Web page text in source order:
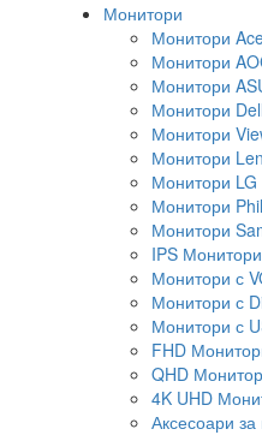
Монитори
Монитори
Монитори
Монитори
Монитори Dell
Монитори
Монитори
Монитори LG
Монитори
Монитори
IPS Монитори
Монитори с
Монитори с
Монитори с
FHD
QHD
4K UHD
Аксесоари